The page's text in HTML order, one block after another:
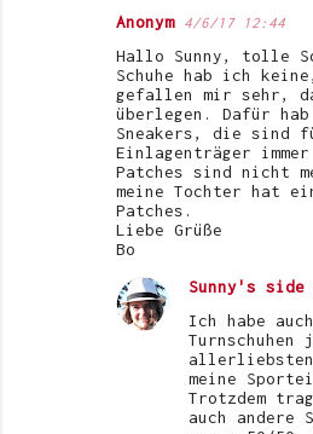
Anonym 4/6/17 12:44
Hallo Sunny, tolle
Schuhe hab ich
gefallen mir sehr,
überlegen. Dafür
Sneakers, die sind
Einlagenträger
Patches sind nicht
meine Tochter hat
Patches.
Liebe Grüße
Bo
Sunny's
Ich habe
Turnschuhen
meine
Trotzdem
auch andere